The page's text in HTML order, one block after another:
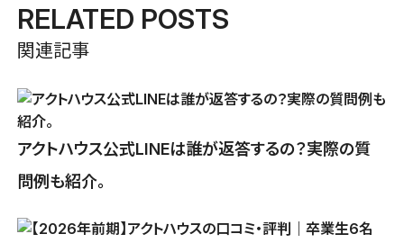
RELATED POSTS
関連記事
アクトハウス公式LINEは誰が返答するの？実際の質
問例も紹介。